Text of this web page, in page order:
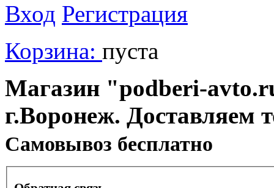
Вход Регистрация
Корзина: пуста
Магазин "podberi-
г.Воронеж. Доставляем
Cамовывоз бесплатно